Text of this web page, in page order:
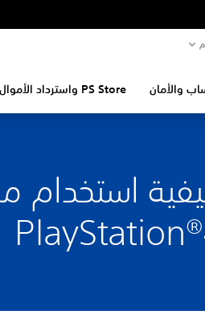
والأمان PS Store واسترداد الأموال